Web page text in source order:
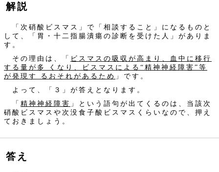
解説
「次硝酸ビスマス」で「相談すること」になるものと
して、「胃・十二指腸潰瘍の診断を受けた人」がありま
す。
その理由は、「 ビスマスの吸収が高まり、血中に移行
する量が多 くなり、ビスマスによる“精神神経障害”等
が発現す るおそれがあるため 」です。
よって、「３」が答えとなります。
「 精神神経障害 」という語句が出てくるのは、当該次
硝酸ビスマスや次没食子酸ビスマスくらいなので、押え
ておきましょう。
答え